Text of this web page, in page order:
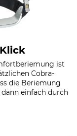
ist
Cobra-
die Beriemung
einfach durch